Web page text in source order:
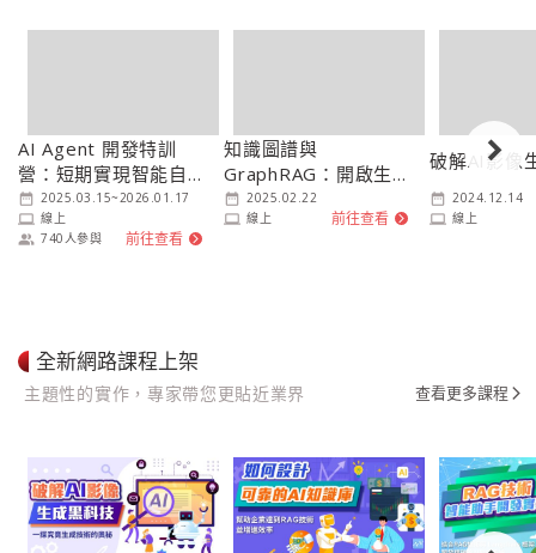
AI Agent 開發特訓
營：短期實現智能自動
化
date_range 2025.03.15~2026.01.17
laptop 線上
people_alt 740人參與 前往查看 arrow_forward_ios
知識圖譜與
GraphRAG：開啟生成
式 AI 與金融分析新時
代！
date_range 2025.02.22
laptop 線上 前往查看 arrow_forward_ios
破解AI影像
date_range 2024.12.14
laptop 線上
全新網路課程上架
主題性的實作，專家帶您更貼近業界 查看更多課程 arrow_forward_ios